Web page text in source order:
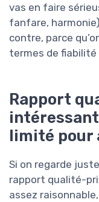
vas en faire
fanfare,
contre, parce
termes de
Rapport
limité pour
Si on regarde
rapport qualité-
assez